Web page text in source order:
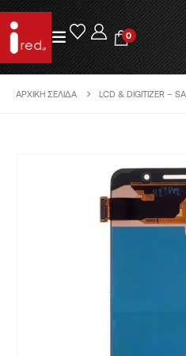
0
ΑΡΧΙΚΉ ΣΕΛΊΔΑ LCD & DIGITIZER –